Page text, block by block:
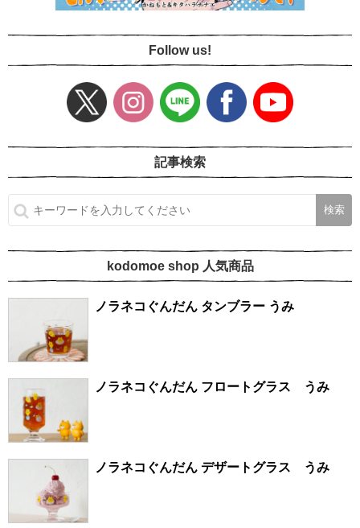
Follow us!
記事検索
kodomoe shop 人気商品
ノラネコぐんだん タンブラー うみ
ノラネコぐんだん フロートグラス うみ
ノラネコぐんだん デザートグラス うみ